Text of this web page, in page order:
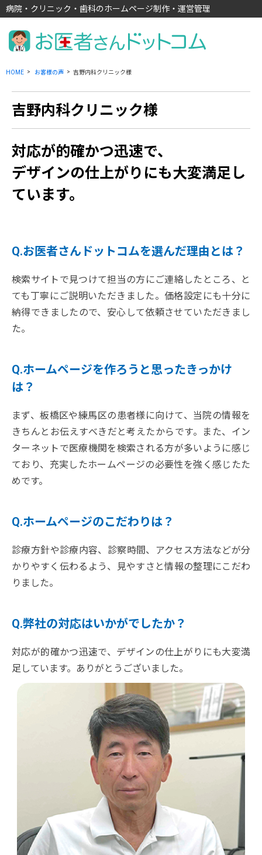
病院・クリニック・歯科のホームページ制作・運営管理
HOME お客様の声 吉野内科クリニック様
吉野内科クリニック様
対応が的確かつ迅速で、
デザインの仕上がりにも大変満足し
ています。
Q.お医者さんドットコムを選んだ理由とは？
検索サイトで見つけて担当の方にご連絡したところ、と
ても丁寧にご説明いただきました。価格設定にも十分に
納得できましたので、安心して依頼させていただきまし
た。
Q.ホームページを作ろうと思ったきっかけ
は？
まず、板橋区や練馬区の患者様に向けて、当院の情報を
きちんとお伝えすべきだと考えたからです。また、イン
ターネットで医療機関を検索される方が多いように感じ
ており、充実したホームページの必要性を強く感じたた
めです。
Q.ホームページのこだわりは？
診療方針や診療内容、診察時間、アクセス方法などが分
かりやすく伝わるよう、見やすさと情報の整理にこだわ
りました。
Q.弊社の対応はいかがでしたか？
対応が的確かつ迅速で、デザインの仕上がりにも大変満
足しています。ありがとうございました。